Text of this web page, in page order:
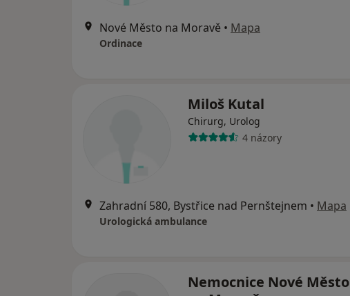
Nové Město na Moravě • Mapa
Ordinace
Miloš Kutal
Chirurg, Urolog
4 názory
Zahradní 580, Bystřice nad Pernštejnem • Mapa
Urologická ambulance
Nemocnice Nové Město